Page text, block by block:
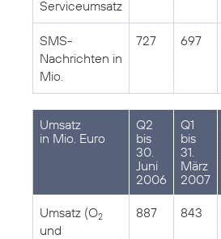
Serviceumsatz
SMS-
Nachrichten in
Mio.
727 697
Umsatz
in Mio. Euro
Q2
bis
30.
Juni
2006
Q1
bis
31.
März
2007
Umsatz (O2
und
887 843